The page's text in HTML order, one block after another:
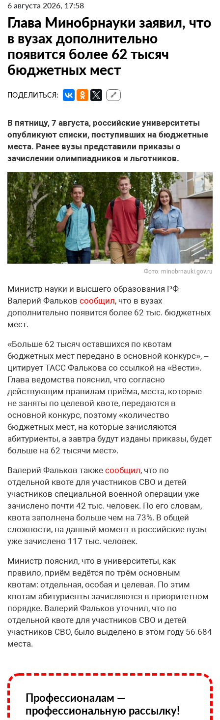
6 августа 2026, 17:58
Глава Минобрнауки заявил, что
в вузах дополнительно
появится более 62 тысяч
бюджетных мест
ПОДЕЛИТЬСЯ: 🔗
В пятницу, 7 августа, российские университеты
опубликуют списки, поступивших на бюджетные
места. Ранее вузы представили приказы о
зачислении олимпиадников и льготников.
Фото: minobrnauki.gov.ru
Министр науки и высшего образования РФ
Валерий Фальков сообщил, что в вузах
дополнительно появится более 62 тыс. бюджетных
мест.
«Больше 62 тысяч оставшихся по квотам
бюджетных мест передано в основной конкурс», –
цитирует ТАСС Фалькова со ссылкой на «Вести».
Глава ведомства пояснил, что согласно
действующим правилам приёма, места, которые
не заняты по целевой квоте, передаются в
основной конкурс, поэтому «количество
бюджетных мест, на которые зачисляются
абитуриенты, а завтра будут изданы приказы, будет
больше на 62 тысячи мест».
Валерий Фальков также сообщил, что по
отдельной квоте для участников СВО и детей
участников специальной военной операции уже
зачислено почти 42 тыс. человек. По его словам,
квота заполнена больше чем на 73%. В общей
сложности, на данный момент в российские вузы
уже зачислено 117 тыс. человек.
Министр пояснил, что в университеты, как
правило, приём ведётся по трём основным
квотам: отдельная, особая и целевая. По этим
квотам абитуриенты зачисляются в приоритетном
порядке. Валерий Фальков уточнил, что по
отдельной квоте для участников СВО и детей
участников СВО, было выделено в этом году 56 684
места.
Профессионалам —
профессиональную рассылку!